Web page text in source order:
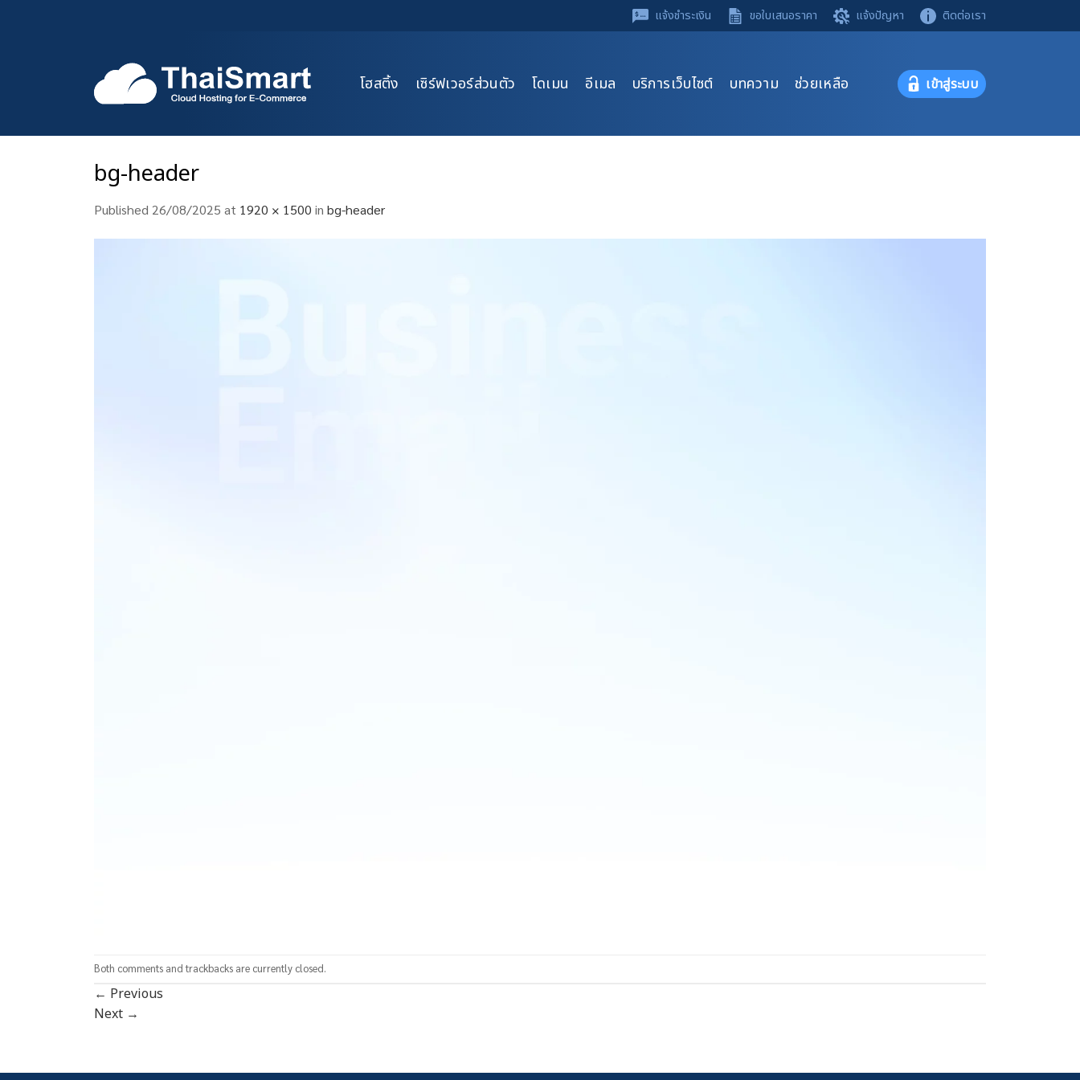
แจ้งชำระเงิน ขอใบเสนอราคา แจ้งปัญหา ติดต่อเรา
โฮสติ้ง เซิร์ฟเวอร์ส่วนตัว โดเมน อีเมล บริการเว็บไซต์ บทความ ช่วยเหลือ เข้าสู่ระบบ
bg-header
Published 26/08/2025 at 1920 × 1500 in bg-header
Both comments and trackbacks are currently closed.
← Previous
Next →